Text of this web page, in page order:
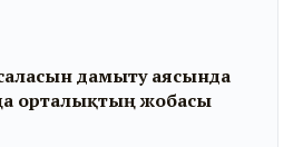
дамыту аясында
орталықтың жобасы